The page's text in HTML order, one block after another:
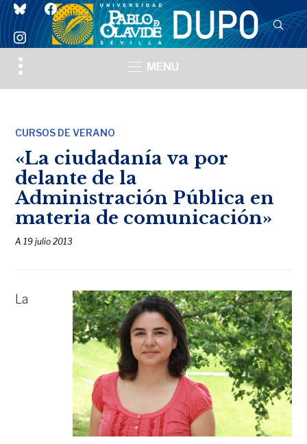
blueskyfacebook
instagram
Toggle
sidebar
MENU
CURSOS DE VERANO
«La ciudadanía va por
delante de la
Administración Pública en
materia de comunicación»
A19 julio 2013
La